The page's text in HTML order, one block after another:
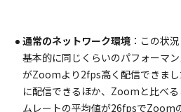
通常のネットワーク環境：この状
基本的に同じくらいのパフォーマ
がZoomより2fps高く配信できま
に配信できるほか、Zoomと比べ
ムレートの平均値が26fpsでZoom